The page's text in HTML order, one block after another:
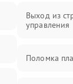
Выход из
управления
Поломка